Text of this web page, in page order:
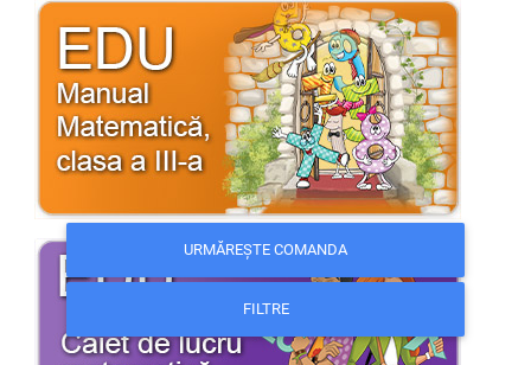
URMĂREȘTE COMANDA
FILTRE